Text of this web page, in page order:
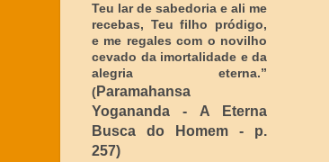
Teu lar de sabedoria e ali me
recebas, Teu filho pródigo,
e me regales com o novilho
cevado da imortalidade e da
alegria eterna.”
( Paramahansa
Yogananda - A Eterna
Busca do Homem - p.
257)